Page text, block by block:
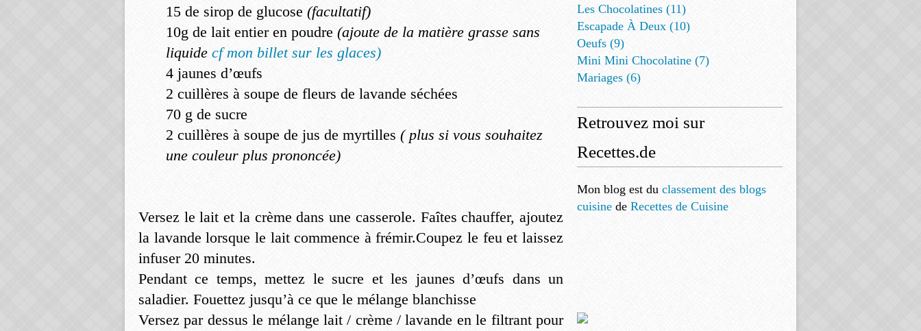
15 de sirop de glucose (facultatif)
10g de lait entier en poudre (ajoute de la matière grasse sans
liquide cf mon billet sur les glaces)
4 jaunes d’œufs
2 cuillères à soupe de fleurs de lavande séchées
70 g de sucre
2 cuillères à soupe de jus de myrtilles ( plus si vous souhaitez
une couleur plus prononcée)
Versez le lait et la crème dans une casserole. Faîtes chauffer, ajoutez
la lavande lorsque le lait commence à frémir.Coupez le feu et laissez
infuser 20 minutes.
Pendant ce temps, mettez le sucre et les jaunes d’œufs dans un
saladier. Fouettez jusqu’à ce que le mélange blanchisse
Versez par dessus le mélange lait / crème / lavande en le filtrant pour
Les Chocolatines (11)
Escapade À Deux (10)
Oeufs (9)
Mini Mini Chocolatine (7)
Mariages (6)
Retrouvez moi sur
Recettes.de
Mon blog est du classement des blogs
cuisine de Recettes de Cuisine